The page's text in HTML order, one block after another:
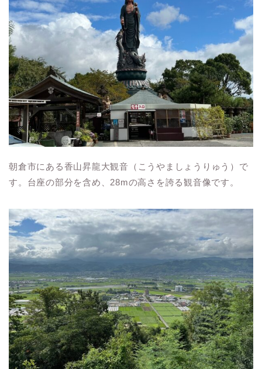
朝倉市にある香山昇龍大観音（こうやましょうりゅう）で
す。台座の部分を含め、28mの高さを誇る観音像です。